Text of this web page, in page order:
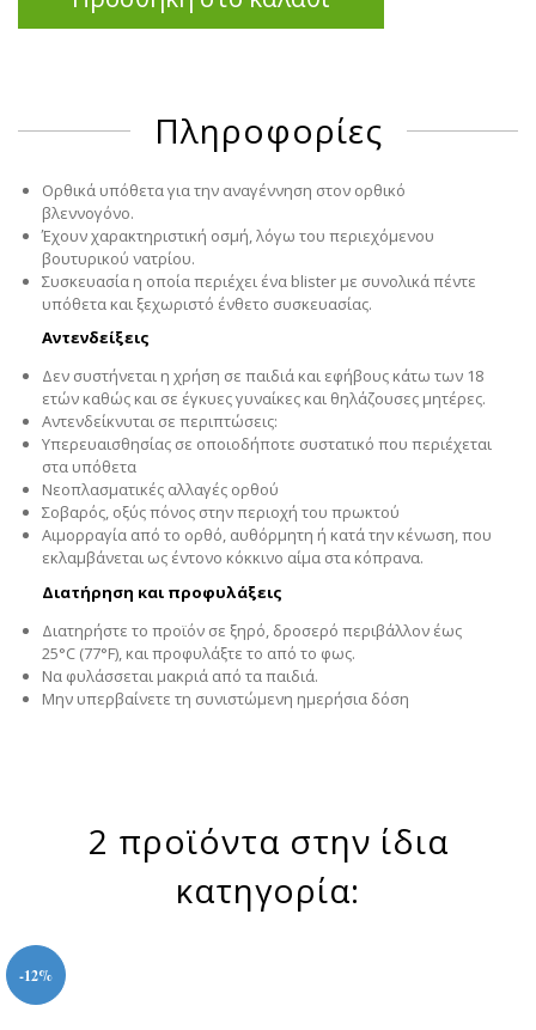
Πληροφορίες
Ορθικά υπόθετα για την αναγέννηση στον ορθικό
βλεννογόνο.
Έχουν χαρακτηριστική οσμή, λόγω του περιεχόμενου
βουτυρικού νατρίου.
Συσκευασία η οποία περιέχει ένα blister με συνολικά πέντε
υπόθετα και ξεχωριστό ένθετο συσκευασίας.
Αντενδείξεις
Δεν συστήνεται η χρήση σε παιδιά και εφήβους κάτω των 18
ετών καθώς και σε έγκυες γυναίκες και θηλάζουσες μητέρες.
Αντενδείκνυται σε περιπτώσεις:
Υπερευαισθησίας σε οποιοδήποτε συστατικό που περιέχεται
στα υπόθετα
Νεοπλασματικές αλλαγές ορθού
Σοβαρός, οξύς πόνος στην περιοχή του πρωκτού
Αιμορραγία από το ορθό, αυθόρμητη ή κατά την κένωση, που
εκλαμβάνεται ως έντονο κόκκινο αίμα στα κόπρανα.
Διατήρηση και προφυλάξεις
Διατηρήστε το προϊόν σε ξηρό, δροσερό περιβάλλον έως
25°C (77°F), και προφυλάξτε το από το φως.
Να φυλάσσεται μακριά από τα παιδιά.
Μην υπερβαίνετε τη συνιστώμενη ημερήσια δόση
2 προϊόντα στην ίδια
κατηγορία:
-12%